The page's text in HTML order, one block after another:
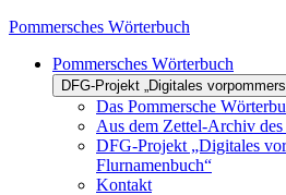
Pommersches Wörterbuch
Pommersches Wörterbuch
DFG-Projekt „Digitales
Das Pommersche
Aus dem Zettel-Archiv
DFG-Projekt „Digitales
Flurnamenbuch“
Kontakt